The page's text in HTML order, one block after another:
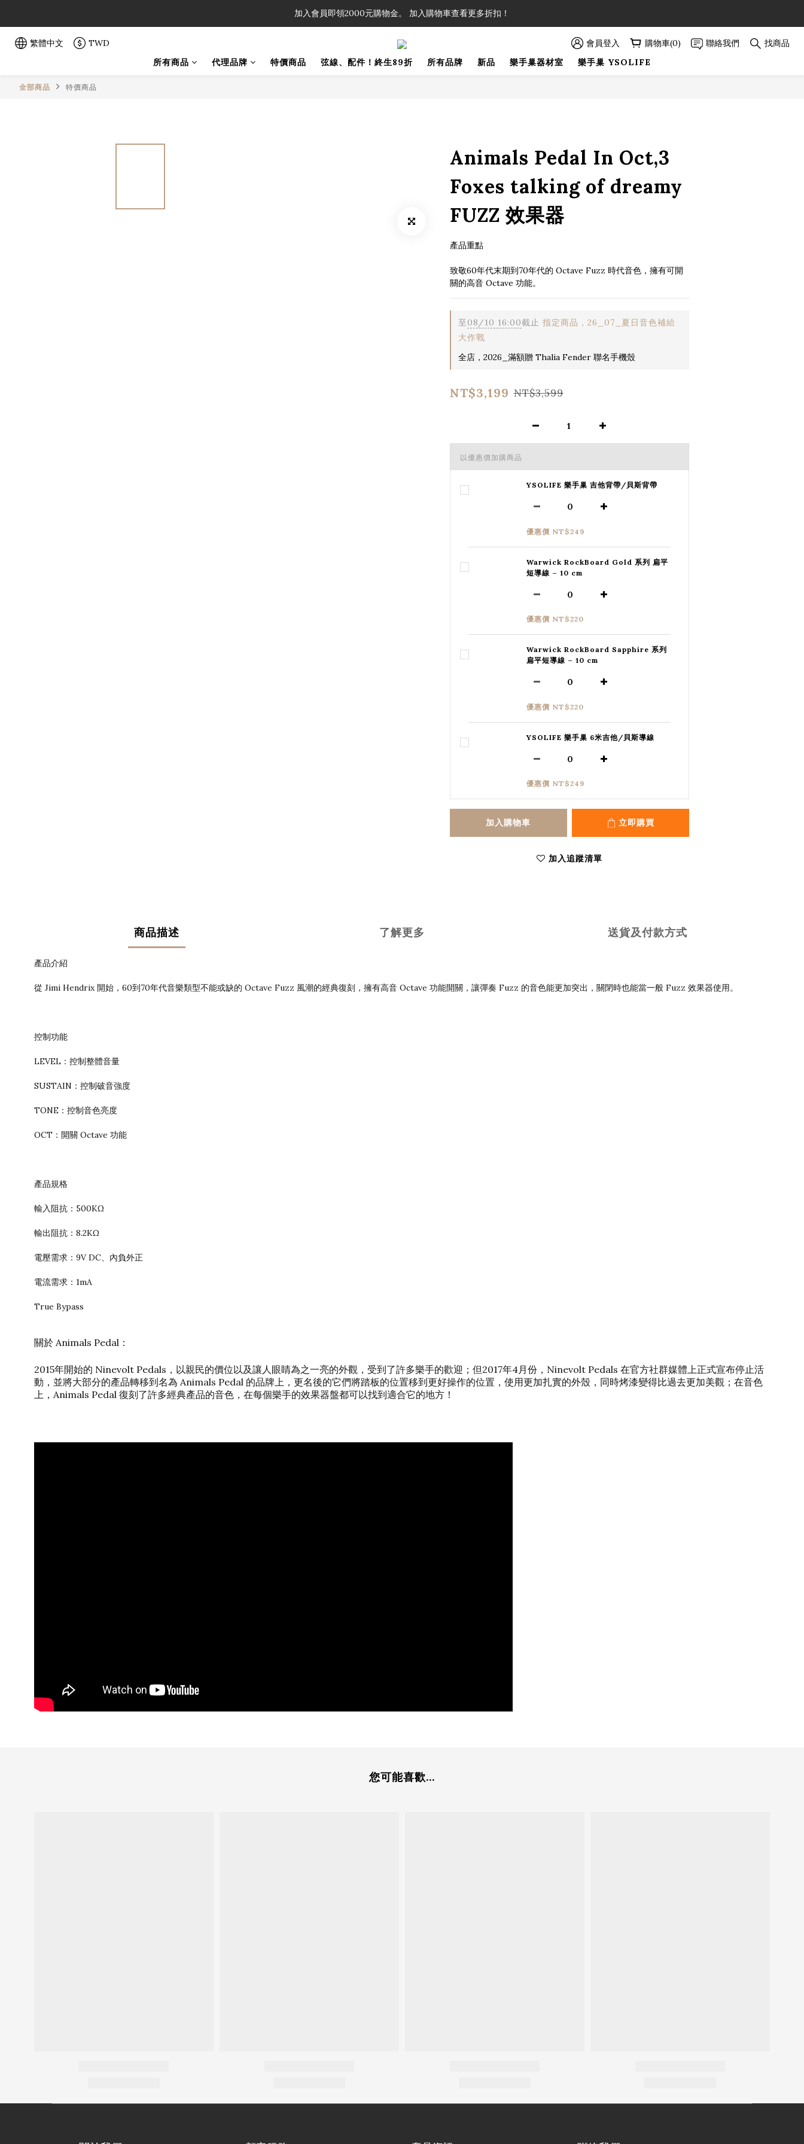
「一生弦命！」單筆購買弦線、配件滿$999（不含運費），即可享有弦線、配件終生89折優惠！
加入會員即領2000元購物金。 加入購物車查看更多折扣！
「一生弦命！」單筆購買弦線、配件滿$999（不含運費），即可享有弦線、配件終生89折優惠！
繁體中文 TWD 會員登入 購物車(0) 聯絡我們
找商品
所有商品
代理品牌 特價商品 弦線、配件！終生89折 所有品牌 新品 樂手巢器材室 樂手巢 YSOLIFE
全部商品 特價商品
Animals Pedal In Oct,3
Foxes talking of dreamy
FUZZ 效果器
產品重點
致敬60年代末期到70年代的 Octave Fuzz 時代音色，擁有可開
關的高音 Octave 功能。
至08/10 16:00截止 指定商品，26_07_夏日音色補給
大作戰
全店，2026_滿額贈 Thalia Fender 聯名手機殼
NT$3,199 NT$3,599
以優惠價加購商品
YSOLIFE 樂手巢 吉他背帶/貝斯背帶
優惠價 NT$249
Warwick RockBoard Gold 系列 扁平
短導線 – 10 cm
優惠價 NT$220
Warwick RockBoard Sapphire 系列
扁平短導線 – 10 cm
優惠價 NT$220
YSOLIFE 樂手巢 6米吉他/貝斯導線
優惠價 NT$249
加入購物車 立即購買
加入追蹤清單
商品描述 了解更多 送貨及付款方式
產品介紹
從 Jimi Hendrix 開始，60到70年代音樂類型不能或缺的 Octave Fuzz 風潮的經典復刻，擁有高音 Octave 功能開關，讓彈奏 Fuzz 的音色能更加突出，關閉時也能當一般 Fuzz 效果器使用。
控制功能
LEVEL：控制整體音量
SUSTAIN：控制破音強度
TONE：控制音色亮度
OCT：開關 Octave 功能
產品規格
輸入阻抗：500KΩ
輸出阻抗：8.2KΩ
電壓需求：9V DC、內負外正
電流需求：1mA
True Bypass
關於 Animals Pedal：
2015年開始的 Ninevolt Pedals，以親民的價位以及讓人眼睛為之一亮的外觀，受到了許多樂手的歡迎；但2017年4月份，Ninevolt Pedals 在官方社群媒體上正式宣布停止活
動，並將大部分的產品轉移到名為 Animals Pedal 的品牌上，更名後的它們將踏板的位置移到更好操作的位置，使用更加扎實的外殼，同時烤漆變得比過去更加美觀；在音色
上，Animals Pedal 復刻了許多經典產品的音色，在每個樂手的效果器盤都可以找到適合它的地方！
您可能喜歡...